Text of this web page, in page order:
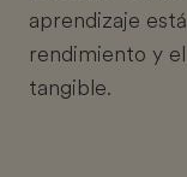
aprendizaje
rendimiento y
tangible.